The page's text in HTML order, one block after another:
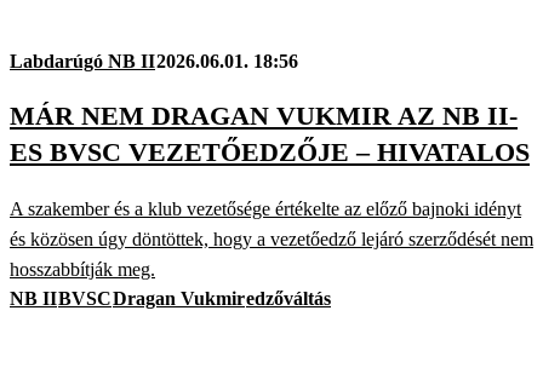
Labdarúgó NB II2026.06.01. 18:56
MÁR NEM DRAGAN VUKMIR AZ NB II-
ES BVSC VEZETŐEDZŐJE – HIVATALOS
A szakember és a klub vezetősége értékelte az előző bajnoki idényt
és közösen úgy döntöttek, hogy a vezetőedző lejáró szerződését nem
hosszabbítják meg.
NB IIBVSCDragan Vukmiredzőváltás